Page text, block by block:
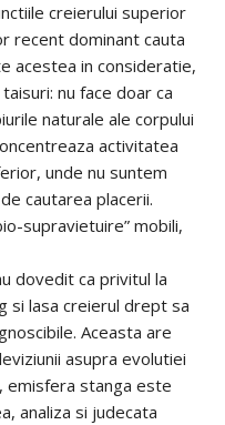
creierului superior
recent dominant cauta
acestea in consideratie,
nu face doar ca
naturale ale corpului
activitatea
unde nu suntem
cautarea placerii.
supravietuire” mobili,
dovedit ca privitul la
si lasa creierul drept sa
Aceasta are
asupra evolutiei
emisfera stanga este
analiza si judecata